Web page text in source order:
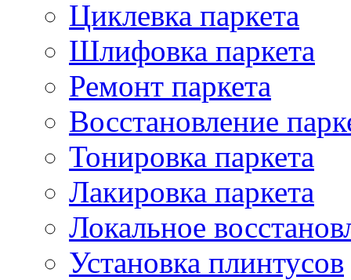
Циклевка паркета
Шлифовка паркета
Ремонт паркета
Восстановление
Тонировка паркета
Лакировка паркета
Локальное
Установка плинтусов